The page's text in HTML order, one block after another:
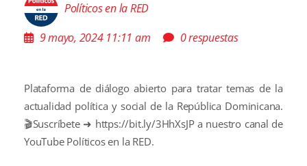
Políticos en la RED
9 mayo, 2024 11:11 am
0 respuestas
Plataforma de diálogo abierto para tratar temas de la
actualidad política y social de la República Dominicana.
🎬Suscríbete ➜ https://bit.ly/3HhXsJPa nuestro canal de
YouTube Políticos en la RED.